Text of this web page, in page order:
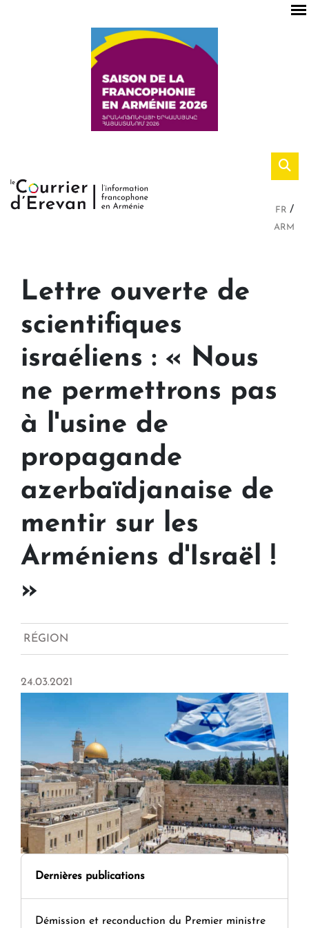
FR
ARM
Lettre ouverte de
scientifiques
israéliens : « Nous
ne permettrons pas
à l'usine de
propagande
azerbaïdjanaise de
mentir sur les
Arméniens d'Israël !
»
RÉGION
24.03.2021
Dernières publications
Démission et reconduction du Premier ministre